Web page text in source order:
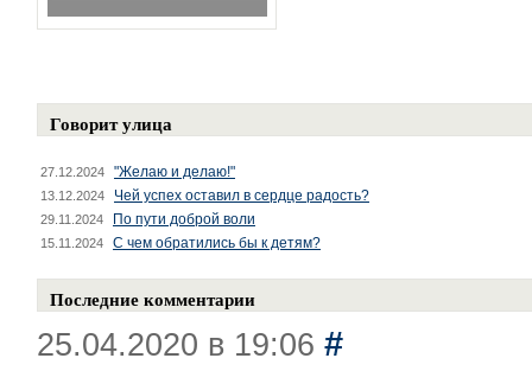
Говорит улица
27.12.2024 "Желаю и делаю!"
13.12.2024 Чей успех оставил в сердце радость?
29.11.2024 По пути доброй воли
15.11.2024 С чем обратились бы к детям?
Последние комментарии
25.04.2020 в 19:06 #